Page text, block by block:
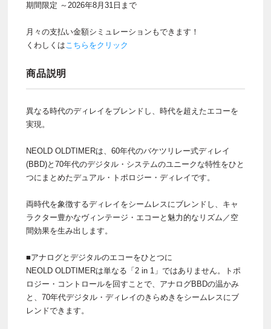
期間限定 ～2026年8月31日まで
月々の支払い金額シミュレーションもできます！
くわしくはこちらをクリック
商品説明
異なる時代のディレイをブレンドし、時代を超えたエコーを
実現。
NEOLD OLDTIMERは、60年代のバケツリレー式ディレイ
(BBD)と70年代のデジタル・システムのユニークな特性をひと
つにまとめたデュアル・トポロジー・ディレイです。
両時代を象徴するディレイをシームレスにブレンドし、キャ
ラクター豊かなヴィンテージ・エコーと魅力的なリズム／空
間効果を生み出します。
■アナログとデジタルのエコーをひとつに
NEOLD OLDTIMERは単なる「2 in 1」ではありません。トポ
ロジー・コントロールを回すことで、アナログBBDの温かみ
と、70年代デジタル・ディレイのきらめきをシームレスにブ
レンドできます。